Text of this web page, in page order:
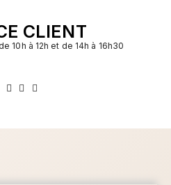
CLIENT
10h à 12h et de 14h à 16h30